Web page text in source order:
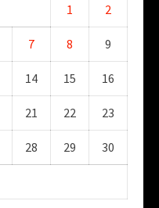
1 2
7 8 9
14 15 16
21 22 23
28 29 30